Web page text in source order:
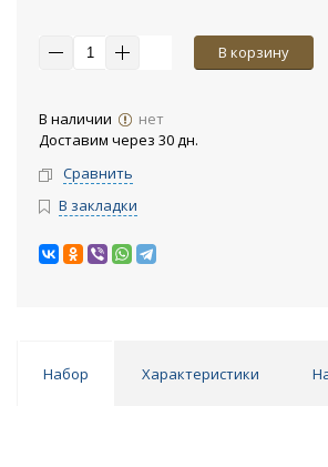
В корзину
В наличии
нет
Доставим через 30 дн.
Сравнить
В закладки
Набор Характеристики